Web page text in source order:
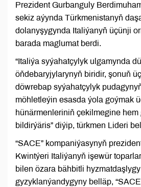
Prezident Gurbanguly
sekiz aýynda Türkmenistanyň
dolanyşygynda Italiýanyň üçünji
barada maglumat berdi.
“Italiýa syýahatçylyk ulgamynda
öňdebaryjylarynyň biridir, şonuň
döwrebap syýahatçylyk
möhletleýin esasda ýola goýmak
hünärmenleriniň çekilmegine hem
bildirýäris” diýip, türkmen Lideri
“SACE” kompaniýasynyň
Kwintýeri Italiýanyň işewür
bilen özara bähbitli
gyzyklanýandygyny belläp,